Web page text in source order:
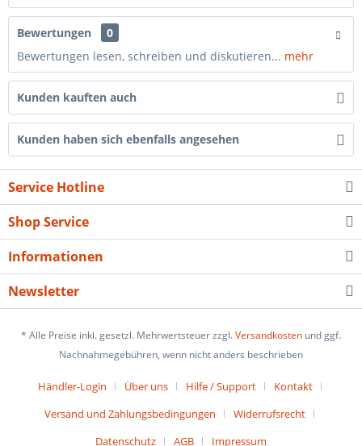
Bewertungen
0
Bewertungen lesen, schreiben und diskutieren... mehr
Kunden kauften auch
Kunden haben sich ebenfalls angesehen
Service Hotline
Shop Service
Informationen
Newsletter
* Alle Preise inkl. gesetzl. Mehrwertsteuer zzgl.Versandkosten und ggf.
Nachnahmegebühren, wenn nicht anders beschrieben
Händler-Login Über uns Hilfe / Support
Kontakt
Versand und Zahlungsbedingungen
Widerrufsrecht
Datenschutz
AGB Impressum